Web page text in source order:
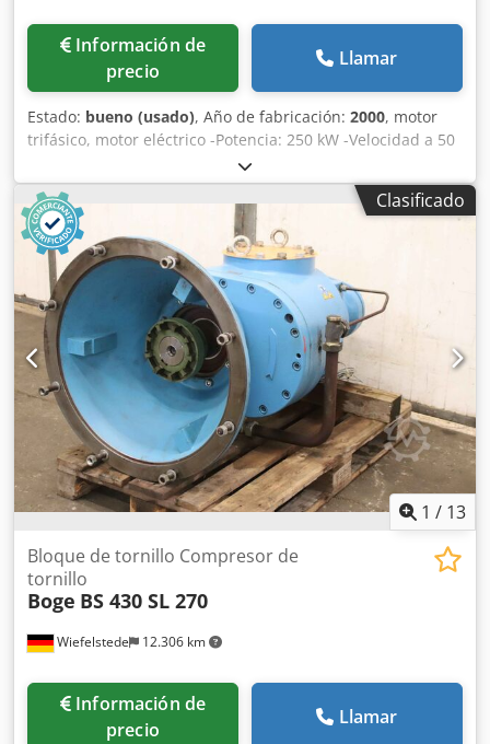
Información de
precio
Llamar
Estado: bueno (usado), Año de fabricación: 2000, motor
trifásico, motor eléctrico -Potencia: 250 kW -Velocidad a 50
Hz: 2985 rpm -Velocidad a 60 Hz: 3580 rpm -Eje: Ø 65 mm
Dedpfx Aiepmdalorock -Altura del eje del eje: 350 mm -
Hueco: Ø 680 mm -Brida: Ø 800 mm -Clase de protección:
IP 55 -Tipo: B3B5 -Dimensiones: 1400/800/H1070 mm -Peso:
1500 kg
Clasificado
1 / 13
Wiefelstede 12.306 km
Bloque de tornillo Compresor de
tornillo
Boge BS 430 SL 270
Información de
precio
Llamar